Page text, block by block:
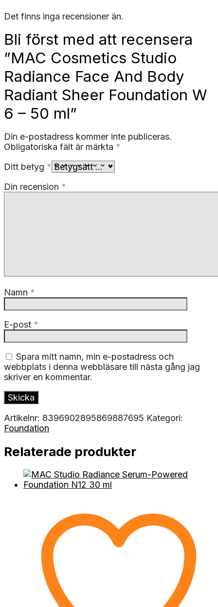
Det finns inga recensioner än.
Bli först med att recensera
”MAC Cosmetics Studio
Radiance Face And Body
Radiant Sheer Foundation W
6 – 50 ml”
Din e-postadress kommer inte publiceras.
Obligatoriska fält är märkta *
Ditt betyg *
Din recension *
Namn *
E-post *
Spara mitt namn, min e-postadress och
webbplats i denna webbläsare till nästa gång jag
skriver en kommentar.
Artikelnr: 8396902895869887695 Kategori:
Foundation
Relaterade produkter